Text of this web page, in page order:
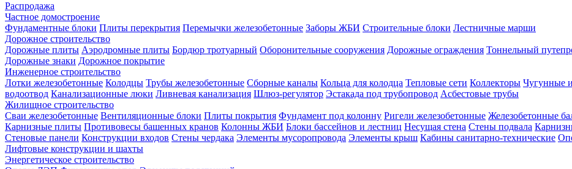
Распродажа
Частное домостроение
Фундаментные блоки Плиты перекрытия Перемычки железобетонные Заборы ЖБИ Строительные блоки Лестничные марши
Дорожное строительство
Дорожные плиты Аэродромные плиты Бордюр тротуарный Оборонительные сооружения Дорожные ограждения Тоннельный
Дорожные знаки Дорожное покрытие
Инженерное строительство
Лотки железобетонные Колодцы Трубы железобетонные Сборные каналы Кольца для колодца Тепловые сети Коллекторы Чугунные
водоотвод Канализационные люки Ливневая канализация Шлюз-регулятор Эстакада под трубопровод Асбестовые трубы
Жилищное строительство
Сваи железобетонные Вентиляционные блоки Плиты покрытия Фундамент под колонну Ригели железобетонные Железобетонные
Карнизные плиты Противовесы башенных кранов Колонны ЖБИ Блоки бассейнов и лестниц Несущая стена Стены подвала
Стеновые панели Конструкции входов Стены чердака Элементы мусоропровода Элементы крыш Кабины санитарно-технические
Лифтовые конструкции и шахты
Энергетическое строительство